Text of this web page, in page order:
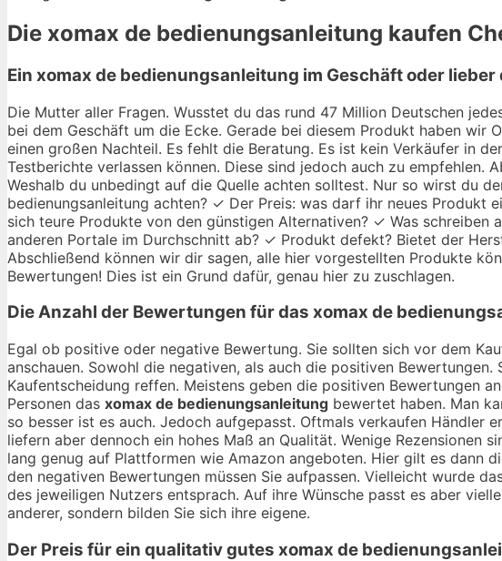
Die xomax de bedienungsanleitung kaufen
Ein xomax de bedienungsanleitung im Geschäft oder
Die Mutter aller Fragen. Wusstet du das rund 47 Million Deutschen
bei dem Geschäft um die Ecke. Gerade bei diesem Produkt haben wir
einen großen Nachteil. Es fehlt die Beratung. Es ist kein Verkäufer in
Testberichte verlassen können. Diese sind jedoch auch zu
Weshalb du unbedingt auf die Quelle achten solltest. Nur so wirst du
bedienungsanleitung achten? ✓ Der Preis: was darf ihr neues
sich teure Produkte von den günstigen Alternativen? ✓ Was
anderen Portale im Durchschnitt ab? ✓ Produkt defekt? Bietet der
Abschließend können wir dir sagen, alle hier vorgestellten Produkte
Bewertungen! Dies ist ein Grund dafür, genau hier zu zuschlagen.
Die Anzahl der Bewertungen für das xomax de
Egal ob positive oder negative Bewertung. Sie sollten sich vor dem
anschauen. Sowohl die negativen, als auch die positiven
Kaufentscheidung reffen. Meistens geben die positiven Bewertungen
Personen das xomax de bedienungsanleitung bewertet haben. Man
so besser ist es auch. Jedoch aufgepasst. Oftmals verkaufen Händler
liefern aber dennoch ein hohes Maß an Qualität. Wenige Rezensionen
lang genug auf Plattformen wie Amazon angeboten. Hier gilt es dann
den negativen Bewertungen müssen Sie aufpassen. Vielleicht wurde
des jeweiligen Nutzers entsprach. Auf ihre Wünsche passt es aber
anderer, sondern bilden Sie sich ihre eigene.
Der Preis für ein qualitativ gutes xomax de